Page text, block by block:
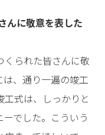
んに敬意を表した
くられた皆さんに敬
、通り一遍の竣工
式は、しっかりと
でした。こういう